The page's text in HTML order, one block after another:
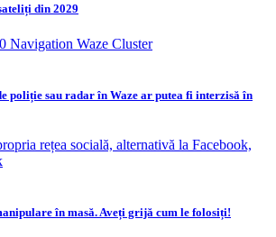
din 2029
poliție sau radar în Waze ar putea fi interzisă în
în masă. Aveți grijă cum le folosiți!